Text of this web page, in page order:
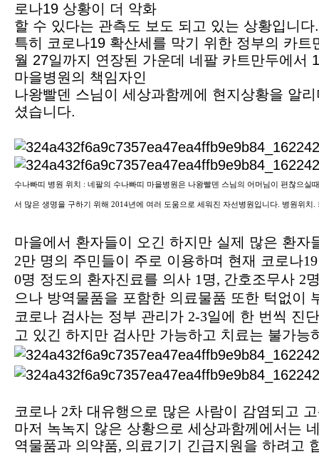
로나19 상황이 더 악화
할 수 있다는 관측도 보도 되고 있는 상황입니다.
특히 코로나19 확산세를 막기 위한 정부의 카트
월 27일까지 연장된 가운데 네팔 카트만두에서
마을병원의 책임자인
나왕빨덴 스님이 세상과함께에 현지상황을 알
셨습니다.
수나빠띠 병원 위치 : 네팔의 수나빠띠 마을병원은 나왕빨덴 스님의 어머님이 편찮으실
서 많은 생명을 구하기 위해 2014년에 여러 도움으로 세워진 자선병원입니다. 병원위치 .
마을에서 환자들이 오긴 하지만 실제 많은 환
2만 명의 주민들이 주로 이용하며 현재 코로나
0명 정도의 환자진료를 의사 1명, 간호조무사 2
으나 방역물품을 포함한 의료물품 또한 턱없이
코로나 검사는 정부 관리가 2-3일에 한 번씩 진
고 있긴 하지만 검사만 가능하고 치료는 불가능
코로나 2차 대유행으로 많은 사람이 감염되고
마저 녹녹지 않은 상황으로 세상과함께에서는
역물품과 의약품, 의료기기 긴급지원을 하려고